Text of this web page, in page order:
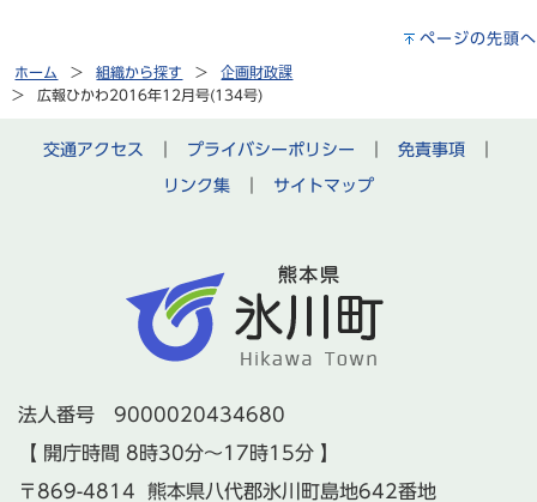
ページの先頭へ
ホーム 組織から探す
企画財政課
広報ひかわ2016年12月号(134号)
交通アクセス プライバシーポリシー 免責事項
リンク集
サイトマップ
法人番号 9000020434680
【 開庁時間 8時30分～17時15分 】
〒869-4814 熊本県八代郡氷川町島地642番地